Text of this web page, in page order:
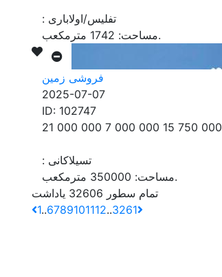
: تفلیس/اولاباری
مساحت: 1742 مترمکعب.
فروشی زمین
2025-07-07
ID: 102747
21 000 000 7 000 000 15 750 000
: تسیلاکانی
مساحت: 350000
مترمکعب.
تمام سطور 32606 یاداشت
1..6789101112..3261